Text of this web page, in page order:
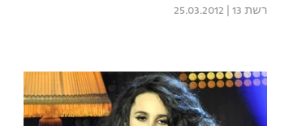
רשת 13 25.03.2012